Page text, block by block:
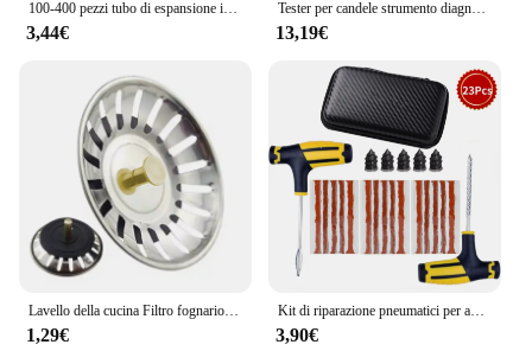
3,44€
Tester per candele strumento diagnostico a doppio foro per Auto 12V Spark Tester 0-6000rpm strumenti per rilevatore di accensione del motore automatico
13,19€
1,29€
Kit di riparazione pneumatici per auto Strumenti per tappo per puntura Emergenza per puntura pneumatici per strisce di pneumatici Kit di strumenti per riparazione colla per agitazione Accessori per auto
3,90€